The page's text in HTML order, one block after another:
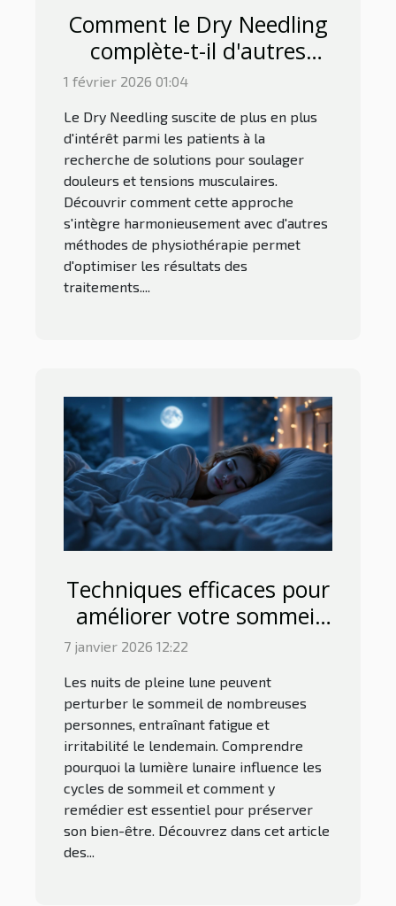
Comment le Dry Needling
complète-t-il d'autres
thérapies
1 février 2026 01:04
Le Dry Needling suscite de plus en plus
d'intérêt parmi les patients à la
recherche de solutions pour soulager
douleurs et tensions musculaires.
Découvrir comment cette approche
s'intègre harmonieusement avec d'autres
méthodes de physiothérapie permet
d'optimiser les résultats des
traitements....
Techniques efficaces pour
améliorer votre sommeil
lors de nuits de pleine
7 janvier 2026 12:22
Les nuits de pleine lune peuvent
perturber le sommeil de nombreuses
personnes, entraînant fatigue et
irritabilité le lendemain. Comprendre
pourquoi la lumière lunaire influence les
cycles de sommeil et comment y
remédier est essentiel pour préserver
son bien-être. Découvrez dans cet article
des...